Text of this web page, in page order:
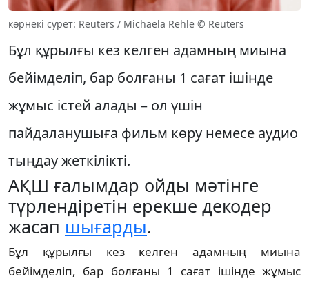
көрнекі сурет: Reuters / Michaela Rehle © Reuters
Бұл құрылғы кез келген адамның миына
бейімделіп, бар болғаны 1 сағат ішінде
жұмыс істей алады – ол үшін
пайдаланушыға фильм көру немесе аудио
тыңдау жеткілікті.
АҚШ ғалымдар ойды мәтінге
түрлендіретін ерекше декодер
жасап шығарды.
Бұл құрылғы кез келген адамның миына
бейімделіп, бар болғаны 1 сағат ішінде жұмыс